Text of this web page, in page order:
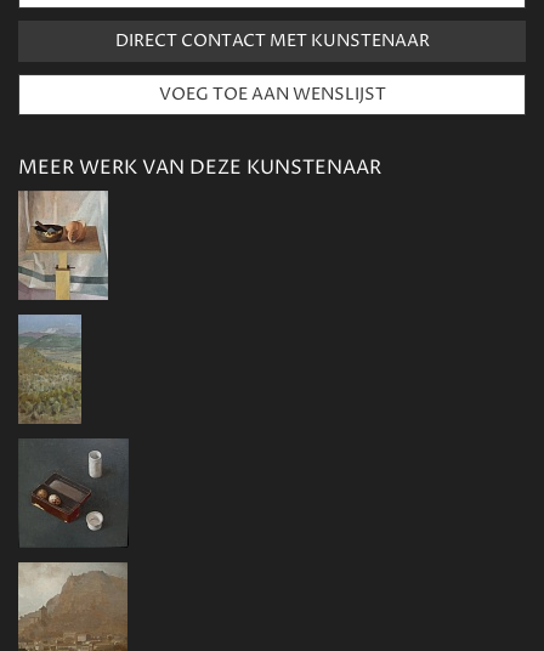
DIRECT CONTACT MET KUNSTENAAR
MEER WERK VAN DEZE KUNSTENAAR